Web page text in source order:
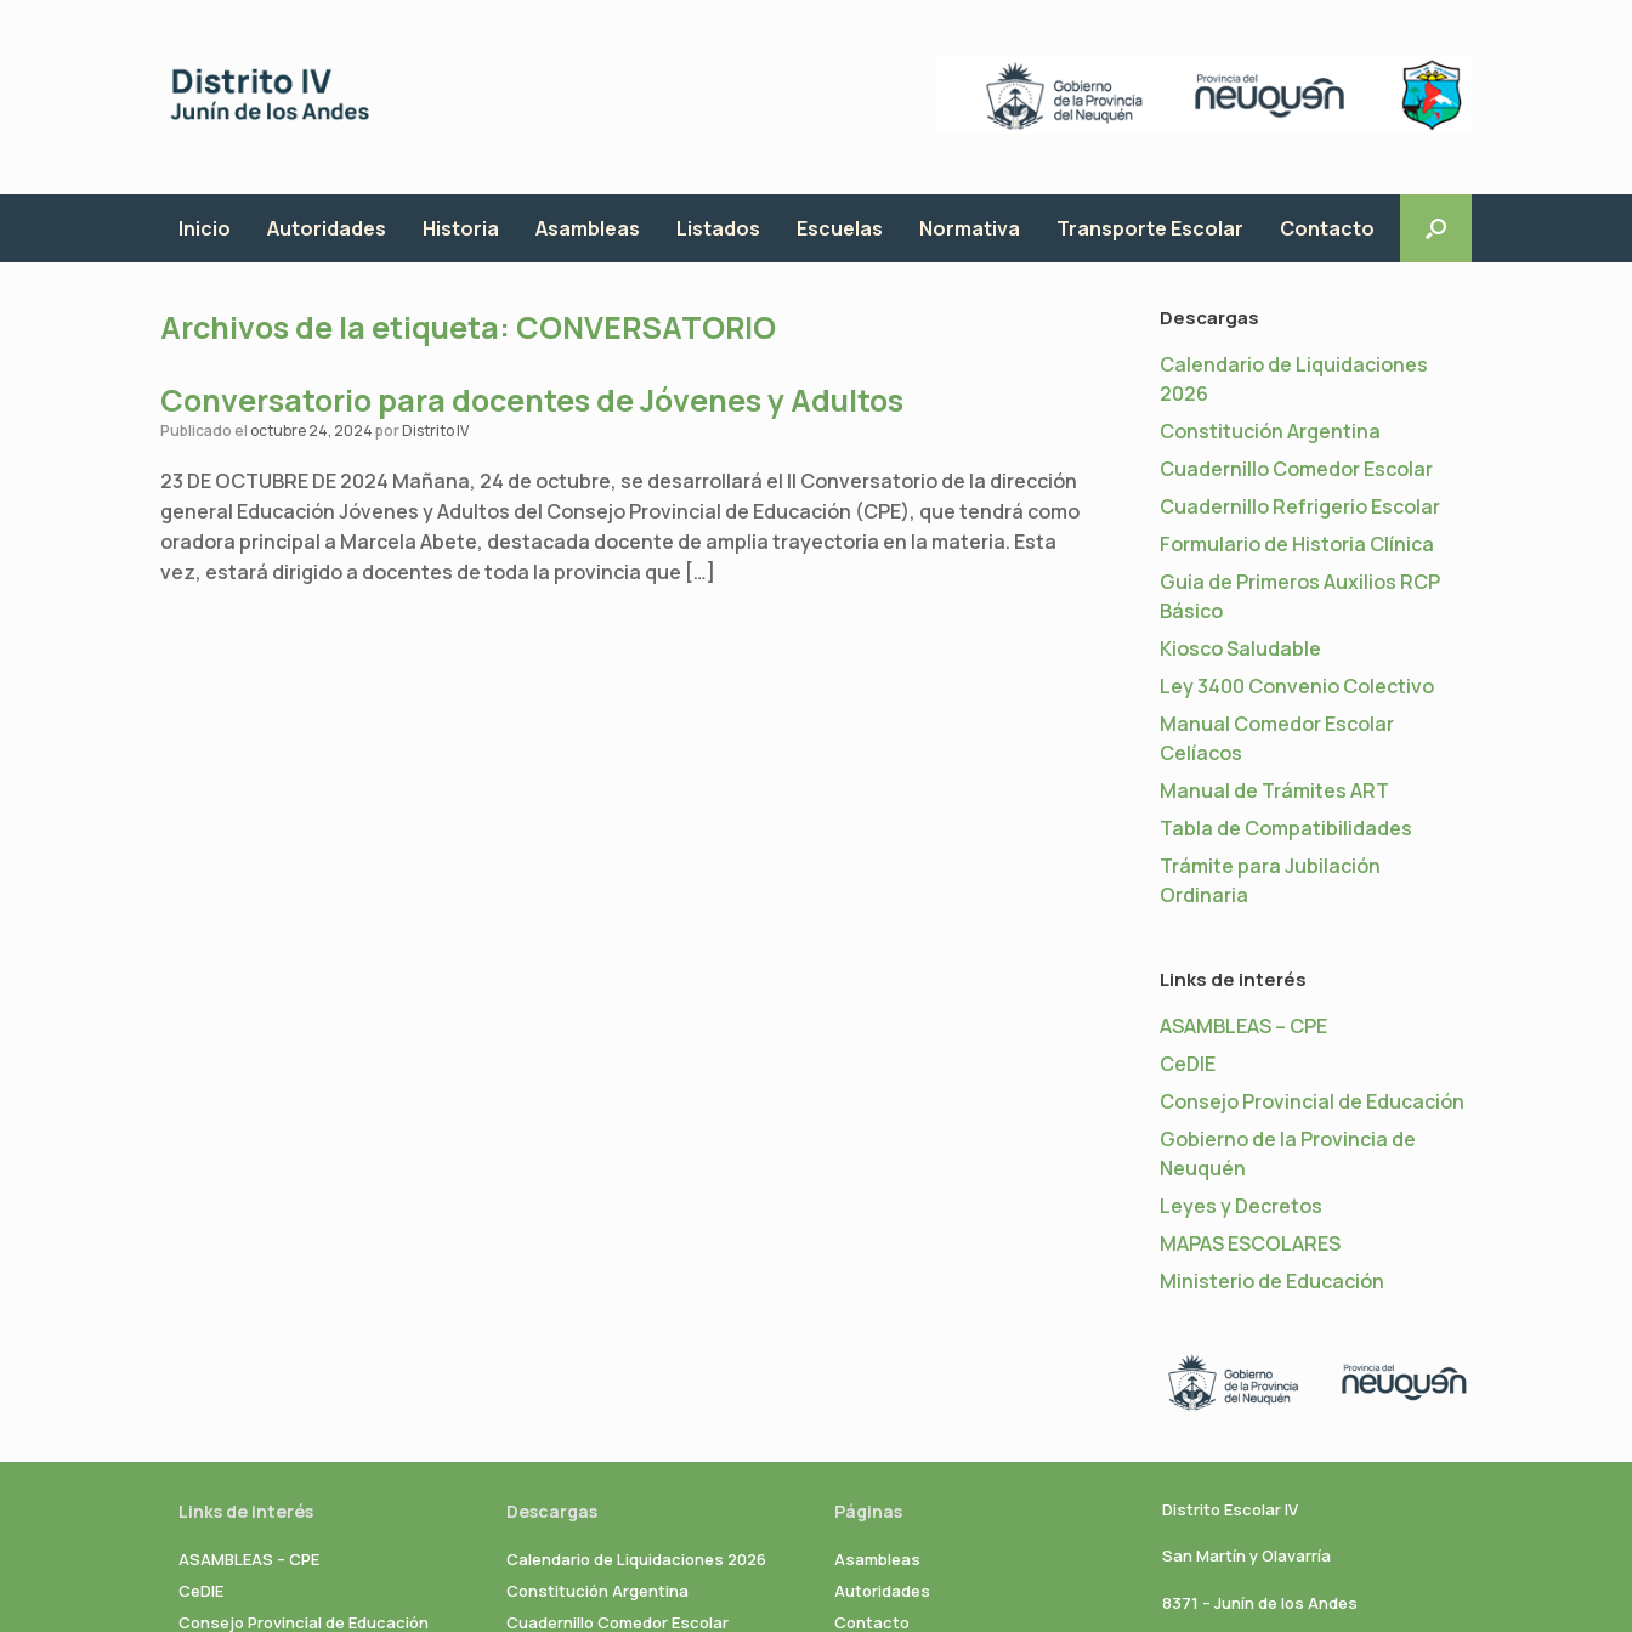
Inicio Autoridades Historia Asambleas Listados Escuelas Normativa Transporte Escolar Contacto
Archivos de la etiqueta: CONVERSATORIO
Conversatorio para docentes de Jóvenes y Adultos
Publicado el octubre 24, 2024porDistrito IV
23 DE OCTUBRE DE 2024 Mañana, 24 de octubre, se desarrollará el II Conversatorio de la dirección
general Educación Jóvenes y Adultos del Consejo Provincial de Educación (CPE), que tendrá como
oradora principal a Marcela Abete, destacada docente de amplia trayectoria en la materia. Esta
vez, estará dirigido a docentes de toda la provincia que […]
Descargas
Calendario de Liquidaciones
2026
Constitución Argentina
Cuadernillo Comedor Escolar
Cuadernillo Refrigerio Escolar
Formulario de Historia Clínica
Guia de Primeros Auxilios RCP
Básico
Kiosco Saludable
Ley 3400 Convenio Colectivo
Manual Comedor Escolar
Celíacos
Manual de Trámites ART
Tabla de Compatibilidades
Trámite para Jubilación
Ordinaria
Links de interés
ASAMBLEAS – CPE
CeDIE
Consejo Provincial de Educación
Gobierno de la Provincia de
Neuquén
Leyes y Decretos
MAPAS ESCOLARES
Ministerio de Educación
Links de interés
ASAMBLEAS – CPE
CeDIE
Consejo Provincial de Educación
Descargas
Calendario de Liquidaciones 2026
Constitución Argentina
Cuadernillo Comedor Escolar
Páginas
Asambleas
Autoridades
Contacto
Distrito Escolar IV
San Martín y Olavarría
8371 – Junín de los Andes